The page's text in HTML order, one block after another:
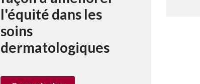
l'équité dans les
soins
dermatologiques